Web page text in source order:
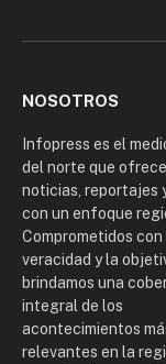
NOSOTROS
Infopress es el
del norte que ofrece
noticias, reportajes
con un enfoque
Comprometidos con
veracidad y la
brindamos una
integral de los
acontecimientos
relevantes en la